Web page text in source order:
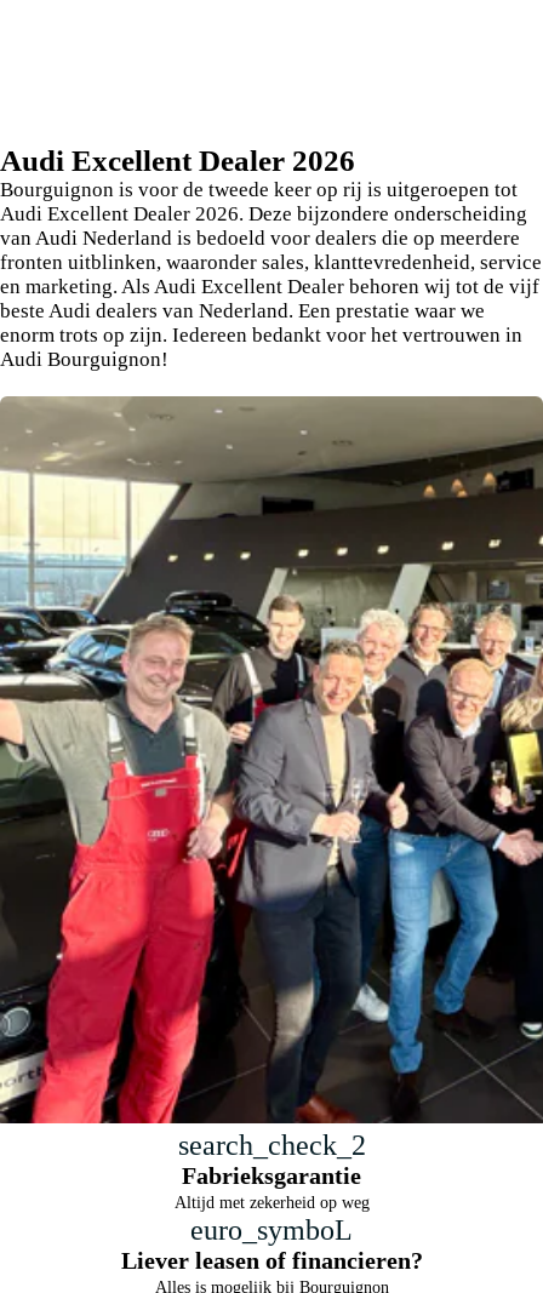
Audi Excellent Dealer 2026
Bourguignon is voor de tweede keer op rij is uitgeroepen tot
Audi Excellent Dealer 2026. Deze bijzondere onderscheiding
van Audi Nederland is bedoeld voor dealers die op meerdere
fronten uitblinken, waaronder sales, klanttevredenheid, service
en marketing. Als Audi Excellent Dealer behoren wij tot de vijf
beste Audi dealers van Nederland. Een prestatie waar we
enorm trots op zijn. Iedereen bedankt voor het vertrouwen in
Audi Bourguignon!
search_check_2
Fabrieksgarantie
Altijd met zekerheid op weg
euro_symboL
Liever leasen of financieren?
Alles is mogelijk bij Bourguignon